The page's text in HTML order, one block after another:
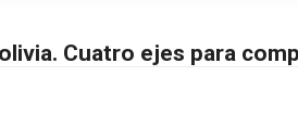
Cuatro ejes para